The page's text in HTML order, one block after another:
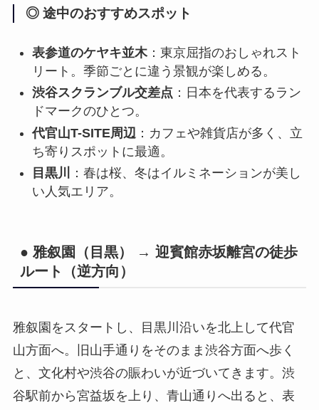
◎ 途中のおすすめスポット
表参道のケヤキ並木：東京屈指のおしゃれスト
リート。季節ごとに違う景観が楽しめる。
渋谷スクランブル交差点 ：日本を代表するラン
ドマークのひとつ。
代官山T-SITE周辺 ：カフェや雑貨店が多く、立
ち寄りスポットに最適。
目黒川
：春は桜、冬はイルミネーションが美し
い人気エリア。
● 雅叙園（目黒） → 迎賓館赤坂離宮の徒歩
ルート（逆方向）
雅叙園をスタートし、目黒川沿いを北上して代官
山方面へ。旧山手通りをそのまま渋谷方面へ歩く
と、文化村や渋谷の賑わいが近づいてきます。渋
谷駅前から宮益坂を上り、青山通りへ出ると、表